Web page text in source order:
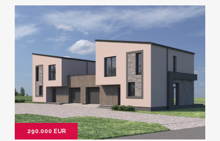
290.000 EUR